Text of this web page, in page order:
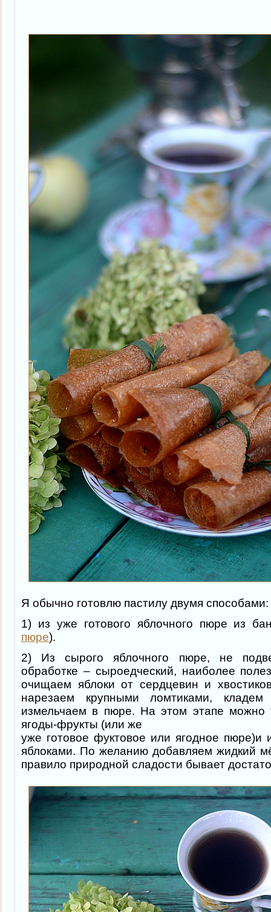
Я обычно готовлю пастилу двумя способами:
1) из уже готового яблочного пюре из
пюре).
2) Из сырого яблочного пюре, не
обработке – сыроедческий, наиболее
очищаем яблоки от сердцевин и
нарезаем крупными ломтиками,
измельчаем в пюре. На этом этапе можно
ягоды-фрукты (или же
уже готовое фуктовое или ягодное пюре)и
яблоками. По желанию добавляем жидкий
правило природной сладости бывает